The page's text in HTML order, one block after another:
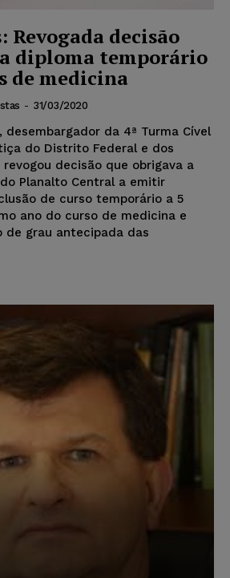
Revogada decisão
diploma temporário
de medicina
- 31/03/2020
desembargador da 4ª Turma Cível
do Distrito Federal e dos
decisão que obrigava a
Planalto Central a emitir
de curso temporário a 5
ano do curso de medicina e
de grau antecipada das